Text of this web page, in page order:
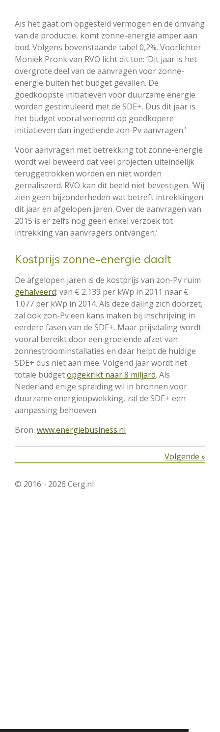
Als het gaat om opgesteld vermogen en de omvang
van de productie, komt zonne-energie amper aan
bod. Volgens bovenstaande tabel 0,2%. Voorlichter
Moniek Pronk van RVO licht dit toe: ‘Dit jaar is het
overgrote deel van de aanvragen voor zonne-
energie buiten het budget gevallen. De
goedkoopste initiatieven voor duurzame energie
worden gestimuleerd met de SDE+. Dus dit jaar is
het budget vooral verleend op goedkopere
initiatieven dan ingediende zon-Pv aanvragen.’
Voor aanvragen met betrekking tot zonne-energie
wordt wel beweerd dat veel projecten uiteindelijk
teruggetrokken worden en niet worden
gerealiseerd. RVO kan dit beeld niet bevestigen. ‘Wij
zien geen bijzonderheden wat betreft intrekkingen
dit jaar en afgelopen jaren. Over de aanvragen van
2015 is er zelfs nog geen enkel verzoek tot
intrekking van aanvragers ontvangen.’
Kostprijs zonne-energie daalt
De afgelopen jaren is de kostprijs van zon-Pv ruim
gehalveerd: van € 2.139 per kWp in 2011 naar €
1.077 per kWp in 2014. Als deze daling zich doorzet,
zal ook zon-Pv een kans maken bij inschrijving in
eerdere fasen van de SDE+. Maar prijsdaling wordt
vooral bereikt door een groeiende afzet van
zonnestroominstallaties en daar helpt de huidige
SDE+ dus niet aan mee. Volgend jaar wordt het
totale budgetopgekrikt naar 8 miljard. Als
Nederland enige spreiding wil in bronnen voor
duurzame energieopwekking, zal de SDE+ een
aanpassing behoeven.
Bron: www.energiebusiness.nl
Volgende »
© 2016 - 2026 Cerg.nl